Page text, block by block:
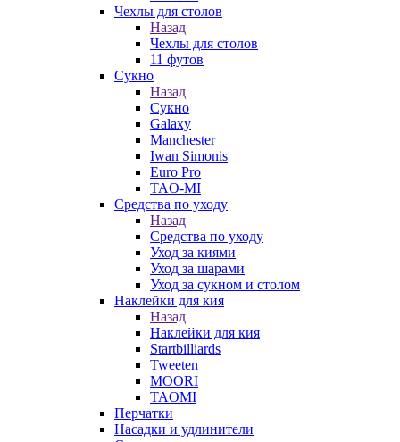
Чехлы для столов
Назад
Чехлы для столов
11 футов
Сукно
Назад
Сукно
Galaxy
Manchester
Iwan Simonis
Euro Pro
TAO-MI
Средства по уходу
Назад
Средства по уходу
Уход за киями
Уход за шарами
Уход за сукном и столом
Наклейки для кия
Назад
Наклейки для кия
Startbilliards
Tweeten
MOORI
TAOMI
Перчатки
Насадки и удлинители